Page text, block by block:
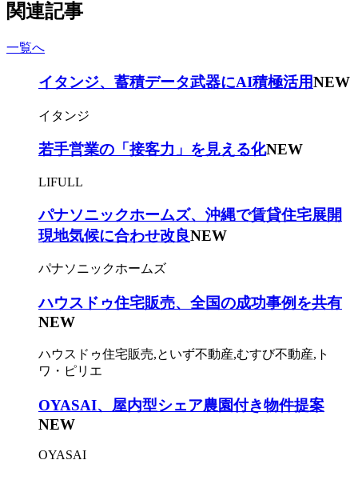
関連記事
一覧へ
イタンジ、蓄積データ武器にAI積極活用NEW
イタンジ
若手営業の「接客力」を見える化NEW
LIFULL
パナソニックホームズ、沖縄で賃貸住宅展開
現地気候に合わせ改良NEW
パナソニックホームズ
ハウスドゥ住宅販売、全国の成功事例を共有
NEW
ハウスドゥ住宅販売,といず不動産,むすび不動産,ト
ワ・ピリエ
OYASAI、屋内型シェア農園付き物件提案
NEW
OYASAI